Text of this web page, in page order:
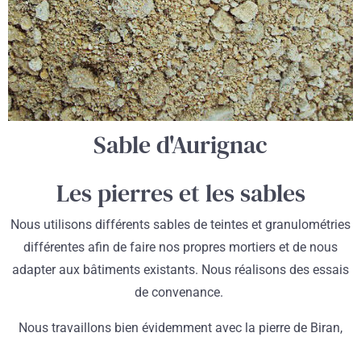
Sable d'Aurignac
Les pierres et les sables
Nous utilisons différents sables de teintes et granulométries
différentes afin de faire nos propres mortiers et de nous
adapter aux bâtiments existants. Nous réalisons des essais
de convenance.
Nous travaillons bien évidemment avec la pierre de Biran,